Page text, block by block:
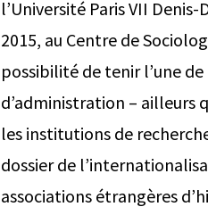
l’Université Paris VII
2015, au Centre de
possibilité de tenir l’une
d’administration – ailleurs
les institutions de
dossier de
associations étrangères